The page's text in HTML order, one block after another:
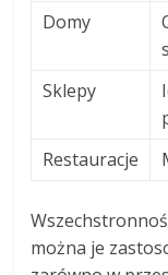
Domy
Sklepy
Restauracje
można je